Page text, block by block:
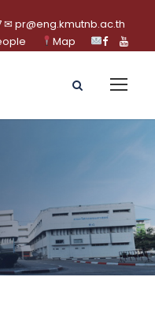
✉ pr@eng.kmutnb.ac.th
Map